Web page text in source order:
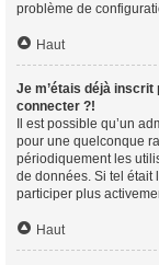
problème de
Haut
Je m’étais déjà
connecter ?!
Il est possible qu’un
pour une quelconque
périodiquement les
de données. Si tel était
participer plus
Haut